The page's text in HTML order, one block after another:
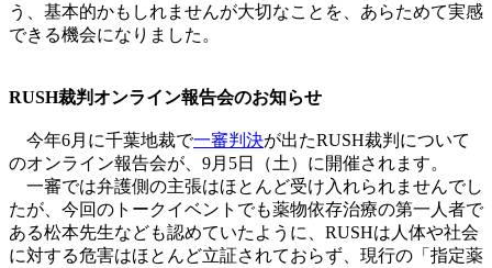
う、基本的かもしれませんが大切なことを、あらためて実感
できる機会になりました。
RUSH裁判オンライン報告会のお知らせ
今年6月に千葉地裁で一審判決が出たRUSH裁判について
のオンライン報告会が、9月5日（土）に開催されます。
一審では弁護側の主張はほとんど受け入れられませんでし
たが、今回のトークイベントでも薬物依存治療の第一人者で
ある松本先生なども認めていたように、RUSHは人体や社会
に対する危害はほとんど立証されておらず、現行の「指定薬